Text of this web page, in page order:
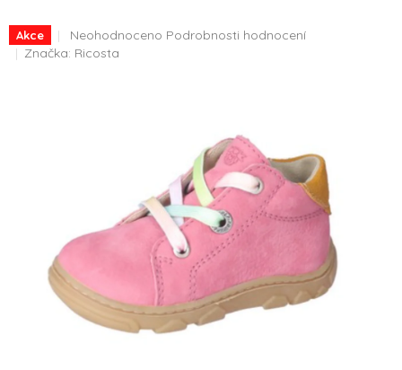
Akce
Průměrné
hodnocení
Neohodnoceno Podrobnosti hodnocení
Značka: Ricosta